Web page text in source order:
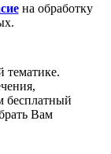
на обработку
бесплатный
Вам